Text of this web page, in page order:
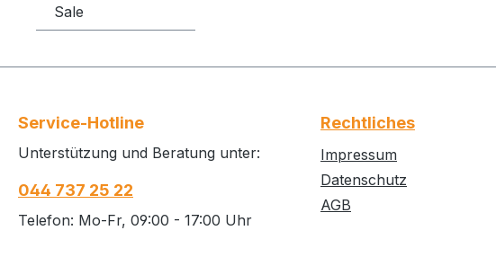
Sale
Service-Hotline
Unterstützung und Beratung unter:
044 737 25 22
Telefon: Mo-Fr, 09:00 - 17:00 Uhr
Rechtliches
Impressum
Datenschutz
AGB